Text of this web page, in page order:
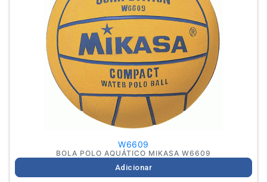
W6609
BOLA POLO AQUÁTICO MIKASA W6609
Adicionar